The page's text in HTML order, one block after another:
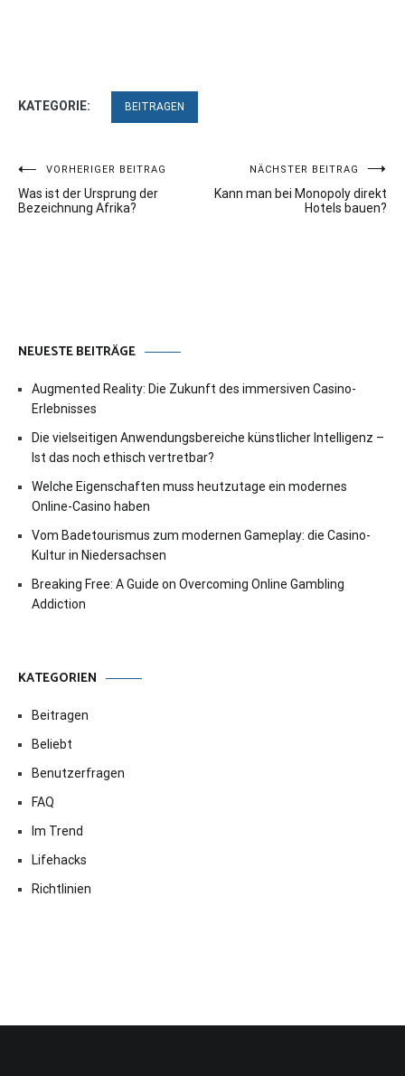
KATEGORIE: BEITRAGEN
Beitragsnavigation
VORHERIGER BEITRAG
Was ist der Ursprung der
Bezeichnung Afrika?
NÄCHSTER BEITRAG
Kann man bei Monopoly direkt
Hotels bauen?
NEUESTE BEITRÄGE
Augmented Reality: Die Zukunft des immersiven Casino-
Erlebnisses
Die vielseitigen Anwendungsbereiche künstlicher Intelligenz –
Ist das noch ethisch vertretbar?
Welche Eigenschaften muss heutzutage ein modernes
Online-Casino haben
Vom Badetourismus zum modernen Gameplay: die Casino-
Kultur in Niedersachsen
Breaking Free: A Guide on Overcoming Online Gambling
Addiction
KATEGORIEN
Beitragen
Beliebt
Benutzerfragen
FAQ
Im Trend
Lifehacks
Richtlinien